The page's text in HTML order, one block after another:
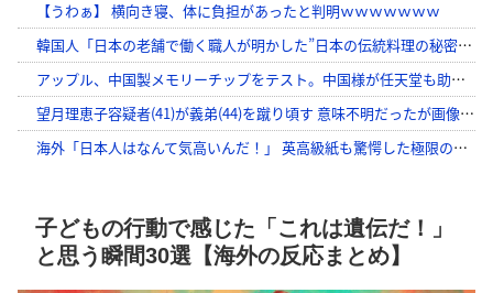
子どもの行動で感じた「これは遺伝だ！」
と思う瞬間30選【海外の反応まとめ】